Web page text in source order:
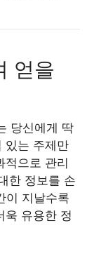
얻을
당신에게 딱
있는 주제만
적으로 관리
한 정보를 손
이 지날수록
욱 유용한 정